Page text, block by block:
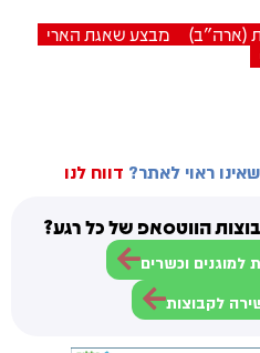
(ארה"ב)
מבצע שאגת הארי
ראוי לאתר? דווח לנו
הווטסאפ של כל רגע?
וכשרים
לקבוצות